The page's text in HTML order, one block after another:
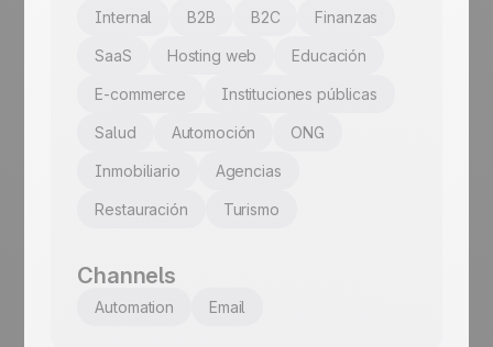
Internal B2B B2C Finanzas
SaaS Hosting web Educación
E-commerce Instituciones públicas
Salud Automoción ONG
Inmobiliario Agencias
Restauración Turismo
Channels
Automation Email